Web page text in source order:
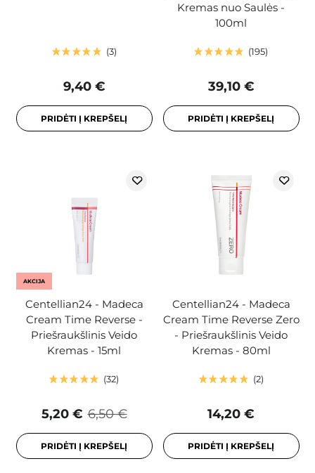
3
9,40 €
PRIDĖTI Į KREPŠELĮ
Kremas nuo Saulės -
100ml
195
39,10 €
PRIDĖTI Į KREPŠELĮ
AKCIJA
Centellian24 - Madeca
Cream Time Reverse -
Priešraukšlinis Veido
Kremas - 15ml
32
6,50 €
5,20 €
PRIDĖTI Į KREPŠELĮ
Centellian24 - Madeca
Cream Time Reverse Zero
- Priešraukšlinis Veido
Kremas - 80ml
2
14,20 €
PRIDĖTI Į KREPŠELĮ